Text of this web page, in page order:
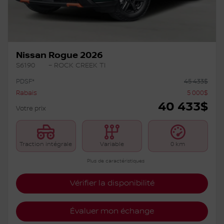
Nissan Rogue 2026
S6190
– ROCK CREEK TI
PDSF*
45 433$
Rabais
5 000$
Votre prix
40 433$
Traction intégrale Variable 0 km
Plus de caractéristiques
Vérifier la disponibilité
Évaluer mon échange